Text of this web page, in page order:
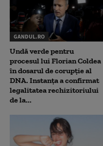
GANDUL.RO
Undă verde pentru
procesul lui Florian Coldea
în dosarul de corupție al
DNA. Instanța a confirmat
legalitatea rechizitoriului
de la...